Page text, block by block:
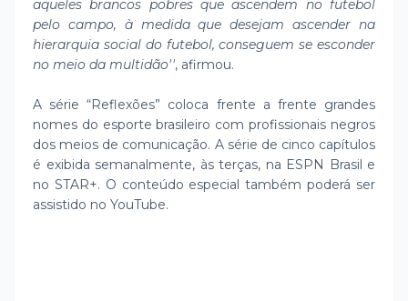
aqueles brancos pobres que ascendem no futebol
pelo campo, à medida que desejam ascender na
hierarquia social do futebol, conseguem se esconder
no meio da multidão'', afirmou.
A série “Reflexões” coloca frente a frente grandes
nomes do esporte brasileiro com profissionais negros
dos meios de comunicação. A série de cinco capítulos
é exibida semanalmente, às terças, na ESPN Brasil e
no STAR+. O conteúdo especial também poderá ser
assistido no YouTube.